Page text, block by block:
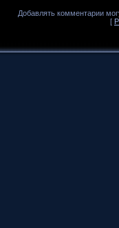
Добавлять комментарии
[